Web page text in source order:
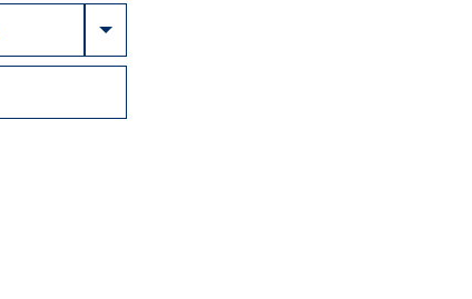
Toggle Dropdown